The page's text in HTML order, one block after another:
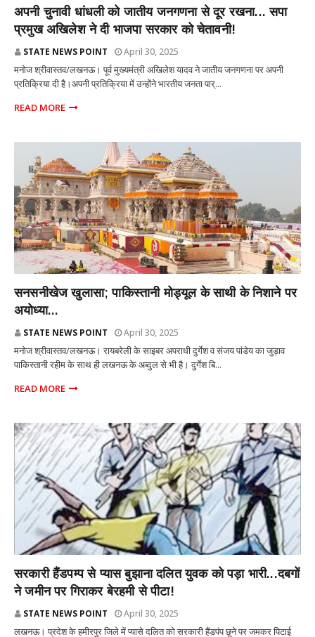
अपनी चुनावी धांधली को जातीय जनगणना से दूर रखना... सपा
प्रमुख अखिलेश ने दी भाजपा सरकार को चेतावनी!
STATE NEWS POINT April 30, 2025
मनोज श्रीवास्तव/लखनऊ। पूर्व मुख्यमंत्री अखिलेश यादव ने जातीय जनगणना पर अपनी
प्रतिक्रिया दी है।अपनी प्रतिक्रिया में उन्होंने भारतीय जनता पार्...
READ MORE
सनसनीखेज खुलासा; पाकिस्तानी मोड्यूल के साथी के निशाने पर
अयोध्या...
STATE NEWS POINT April 30, 2025
मनोज श्रीवास्तव/लखनऊ। रायबरेली के साइबर अपराधी दुर्गेश व संजय पांडेय का जुड़ाव
पाकिस्तानी रहीम के साथ ही लखनऊ के अब्दुल से भी है। दुर्गेश बि...
READ MORE
सरकारी हैंडपम्प से प्यास बुझाना दलित युवक को पड़ा भारी...दबगों
ने जमीन पर गिराकर बेरहमी से पीटा!
STATE NEWS POINT April 30, 2025
लखनऊ। प्रदेश के हमीरपुर जिले में प्यासे दलित को सरकारी हैंडपंप छूने पर जमकर पिटाई